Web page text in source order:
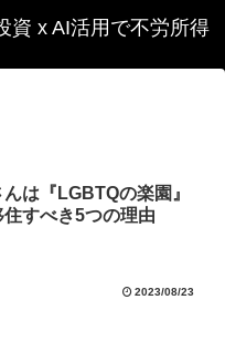
資 x AI活用で不労所得
は『LGBTQの楽園』
住すべき5つの理由
2023/08/23